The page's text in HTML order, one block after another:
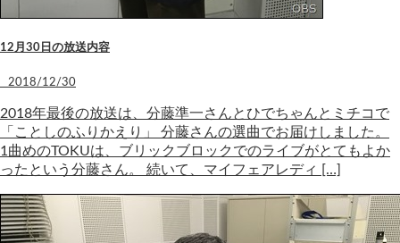
12月30日の放送内容
2018/12/30
2018年最後の放送は、分藤準一さんとひでちゃんとミチコで
「ことしのふりかえり」 分藤さんの選曲でお届けしました。
1曲めのTOKUは、ブリックブロックでのライブがとてもよか
ったという分藤さん。 続いて、マイフェアレディ […]